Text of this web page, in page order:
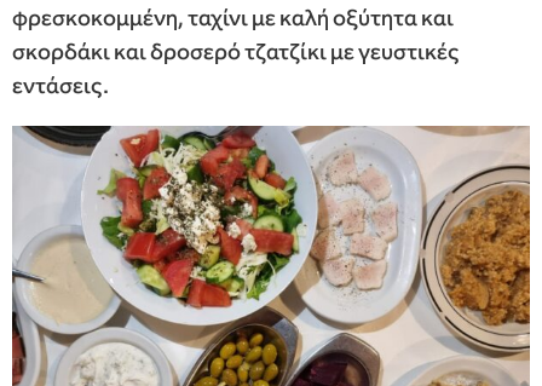
φρεσκοκομμένη, ταχίνι με καλή οξύτητα και
σκορδάκι και δροσερό τζατζίκι με γευστικές
εντάσεις.